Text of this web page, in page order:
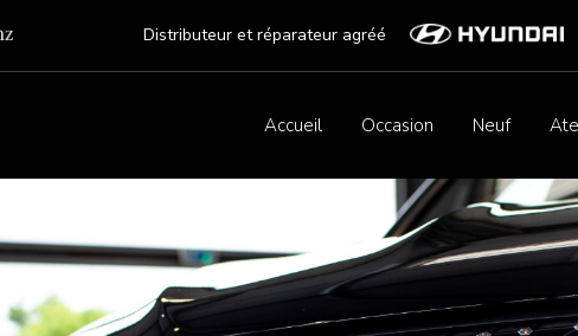
Distributeur et réparateur agréé
Accueil Occasion Neuf